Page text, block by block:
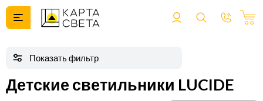
Детские светильники LUCIDE